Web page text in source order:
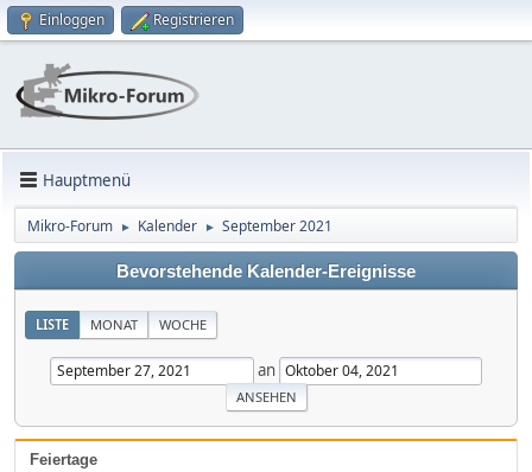
Einloggen Registrieren
Hauptmenü
Mikro-Forum ► Kalender ► September 2021
Bevorstehende Kalender-Ereignisse
LISTE MONAT WOCHE
an
Feiertage